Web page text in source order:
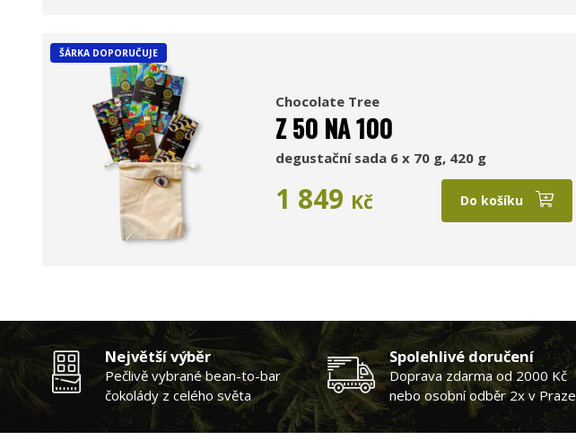
ŠÁRKA DOPORUČUJE
Chocolate Tree
Z 50 NA 100
degustační sada 6 x 70 g, 420 g
1 849 Kč Do košíku
Největší výběr
Pečlivě vybrané bean-to-bar
čokolády z celého světa
Spolehlivé doručení
Doprava zdarma od 2000 Kč
nebo osobní odběr 2x v Praze